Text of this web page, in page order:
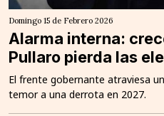
Domingo 15 de Febrero 2026
Alarma interna:
Pullaro pierda las
El frente gobernante atraviesa
temor a una derrota en 2027.